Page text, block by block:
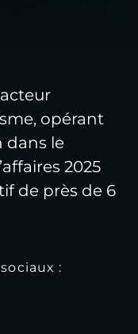
opérant
dans le
2025
de près de 6
: